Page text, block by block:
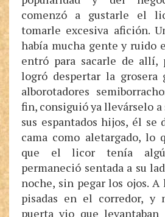
comenzó a gustarle el
tomarle excesiva afición.
había mucha gente y ruido
entró para sacarle de allí,
logró despertar la grosera
alborotadores
fin, consiguió ya llevárselo
sus espantados hijos, él se
cama como aletargado, lo
que el licor tenía
permaneció sentada a su
noche, sin pegar los ojos. A
pisadas en el corredor, y
puerta vio que